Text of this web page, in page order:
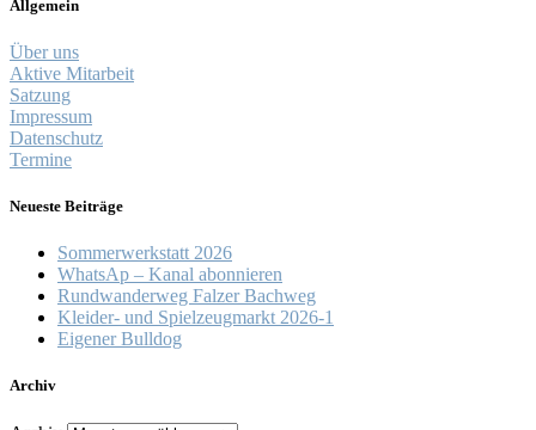
Allgemein
Über uns
Aktive Mitarbeit
Satzung
Impressum
Datenschutz
Termine
Neueste Beiträge
Sommerwerkstatt 2026
WhatsAp – Kanal abonnieren
Rundwanderweg Falzer Bachweg
Kleider- und Spielzeugmarkt 2026-1
Eigener Bulldog
Archiv